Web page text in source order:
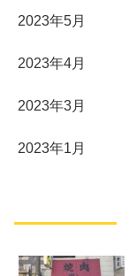
2023年5月
2023年4月
2023年3月
2023年1月